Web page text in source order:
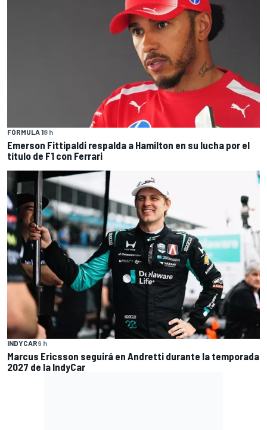
FÓRMULA 18 h
Emerson Fittipaldi respalda a Hamilton en su lucha por el
título de F1 con Ferrari
INDYCAR9 h
Marcus Ericsson seguirá en Andretti durante la temporada
2027 de la IndyCar